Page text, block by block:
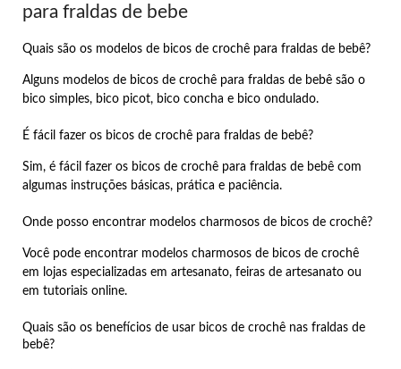
para fraldas de bebe
Quais são os modelos de bicos de crochê para fraldas de bebê?
Alguns modelos de bicos de crochê para fraldas de bebê são o
bico simples, bico picot, bico concha e bico ondulado.
É fácil fazer os bicos de crochê para fraldas de bebê?
Sim, é fácil fazer os bicos de crochê para fraldas de bebê com
algumas instruções básicas, prática e paciência.
Onde posso encontrar modelos charmosos de bicos de crochê?
Você pode encontrar modelos charmosos de bicos de crochê
em lojas especializadas em artesanato, feiras de artesanato ou
em tutoriais online.
Quais são os benefícios de usar bicos de crochê nas fraldas de
bebê?